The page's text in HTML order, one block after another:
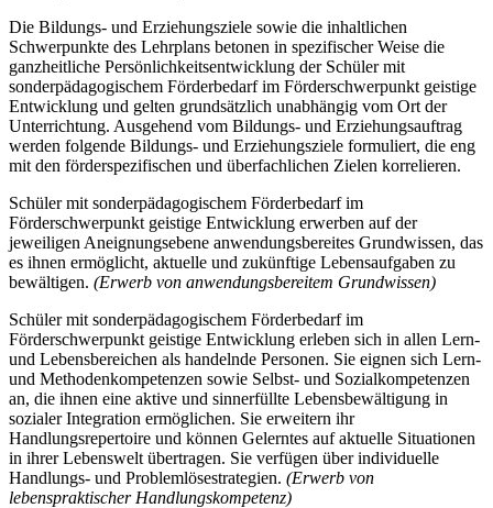
Die Bildungs- und Erziehungsziele sowie die inhaltlichen
Schwerpunkte des Lehrplans betonen in spezifischer Weise die
ganzheitliche Persönlichkeitsentwicklung der Schüler mit
sonderpädagogischem Förderbedarf im Förderschwerpunkt geistige
Entwicklung und gelten grundsätzlich unabhängig vom Ort der
Unterrichtung. Ausgehend vom Bildungs- und Erziehungsauftrag
werden folgende Bildungs- und Erziehungsziele formuliert, die eng
mit den förderspezifischen und überfachlichen Zielen korrelieren.
Schüler mit sonderpädagogischem Förderbedarf im
Förderschwerpunkt geistige Entwicklung erwerben auf der
jeweiligen Aneignungsebene anwendungsbereites Grundwissen, das
es ihnen ermöglicht, aktuelle und zukünftige Lebensaufgaben zu
bewältigen. (Erwerb von anwendungsbereitem Grundwissen)
Schüler mit sonderpädagogischem Förderbedarf im
Förderschwerpunkt geistige Entwicklung erleben sich in allen Lern-
und Lebensbereichen als handelnde Personen. Sie eignen sich Lern-
und Methodenkompetenzen sowie Selbst- und Sozialkompetenzen
an, die ihnen eine aktive und sinnerfüllte Lebensbewältigung in
sozialer Integration ermöglichen. Sie erweitern ihr
Handlungsrepertoire und können Gelerntes auf aktuelle Situationen
in ihrer Lebenswelt übertragen. Sie verfügen über individuelle
Handlungs- und Problemlösestrategien. (Erwerb von
lebenspraktischer Handlungskompetenz)